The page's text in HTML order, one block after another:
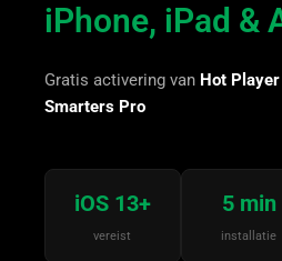
iPhone, iPad &
Gratis activering van Hot Player
Smarters Pro
iOS 13+
vereist
5 min
installatie